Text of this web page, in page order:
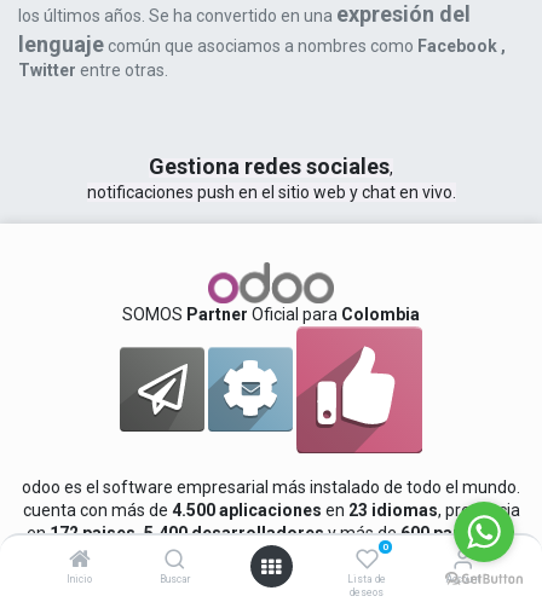
Inicio Buscar
0
Lista de
deseos
Account
los últimos años. Se ha convertido en una expresión del
lenguaje común que asociamos a nombres como Facebook ,
Twitter entre otras.
Gestiona redes sociales,
notificaciones push en el sitio web y chat en vivo.
SOMOS Partner Oficial para Colombia
odoo es el software empresarial más instalado de todo el mundo.
cuenta con más de 4.500 aplicaciones en 23 idiomas, presencia
en172 paises, 5.400 desarrolladoresy más de600 partners
a
nivel mundial.